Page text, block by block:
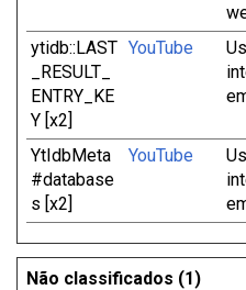
ytidb::LAST
_RESULT_
ENTRY_KE
Y [x2]
YouTube
YtIdbMeta
#database
s [x2]
YouTube
Não classificados (1)